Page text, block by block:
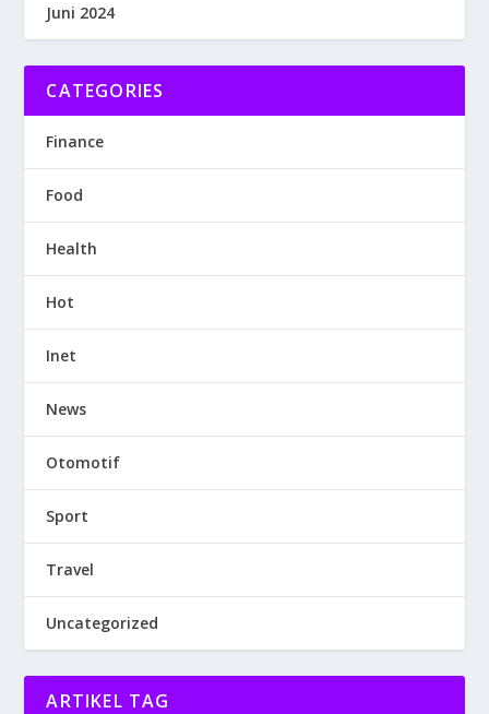
Juni 2024
CATEGORIES
Finance
Food
Health
Hot
Inet
News
Otomotif
Sport
Travel
Uncategorized
ARTIKEL TAG